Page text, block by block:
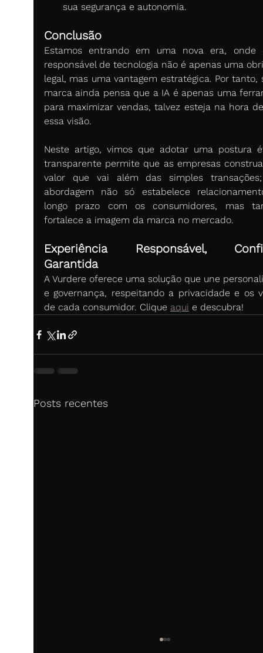
sua segurança e autonomia.
Conclusão
Estamos entrando em uma nova era, onde
responsável de tecnologia não é apenas uma
legal, mas uma vantagem estratégica. Por tanto,
marca ainda pensa que a IA é apenas uma
para maximizar vendas, talvez esteja na hora
essa visão.
Neste artigo, vimos que adotar uma postura
transparente permite que as empresas
valor que vai além das simples
abordagem não só estabelece
longo prazo com os consumidores, mas
fortalece a imagem da marca no mercado.
Experiência Responsável,
Garantida
A Vurdere oferece uma solução que une
e governança, respeitando a privacidade e os
de cada consumidor. Clique aqui e descubra!
Posts recentes